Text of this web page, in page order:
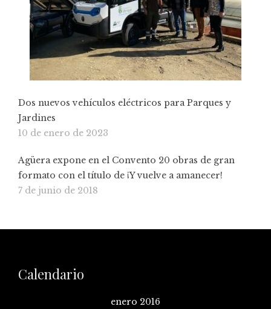
Dos nuevos vehículos eléctricos para Parques y
Jardines
10 de enero de 2023
Agüera expone en el Convento 20 obras de gran
formato con el título de ¡Y vuelve a amanecer!
7 de junio de 2018
Calendario
enero 2016